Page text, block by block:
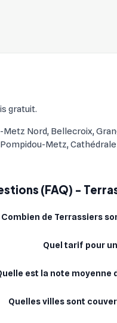
gratuit.
Nord, Bellecroix,
Metz,
(FAQ) -
Combien de Terrassiers
Quel tarif pour
est la note moyenne
Quelles villes sont